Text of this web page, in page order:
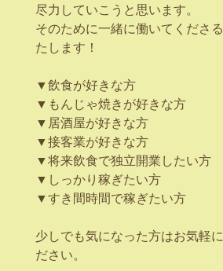
尽力していこうと思います。
そのために一緒に働いてくださ
たします！
▼飲食が好きな方
▼もんじゃ焼きが好きな方
▼居酒屋が好きな方
▼接客業が好きな方
▼将来飲食で独立開業したい方
▼しっかり稼ぎたい方
▼すき間時間で稼ぎたい方
少しでも気になった方はお気軽
ださい。